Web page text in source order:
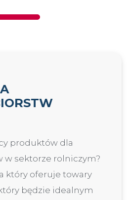
produktów dla
w sektorze rolniczym?
który oferuje towary
będzie idealnym